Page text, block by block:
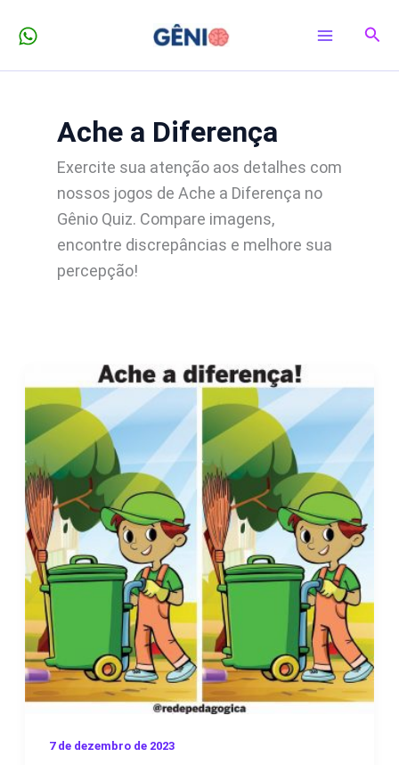
para
Ache a Diferença
Exercite sua atenção aos detalhes com
nossos jogos de Ache a Diferença no
Gênio Quiz. Compare imagens,
encontre discrepâncias e melhore sua
percepção!
7 de dezembro de 2023